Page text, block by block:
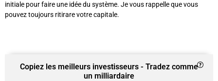
initiale pour faire une idée du système. Je vous rappelle que vous
pouvez toujours ritirare votre capitale.
Copiez les meilleurs investisseurs - Tradez comme
un milliardaire